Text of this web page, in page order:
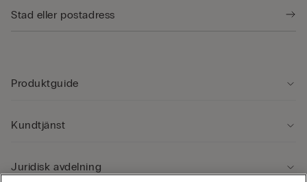
Produktguide
Kundtjänst
Juridisk avdelning